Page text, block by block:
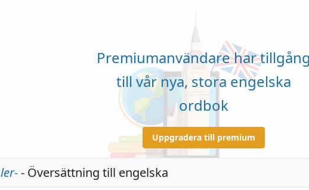
Premiumanvändare har tillgång
till vår nya, stora engelska
ordbok
Uppgradera till premium
ler-- Översättning till engelska